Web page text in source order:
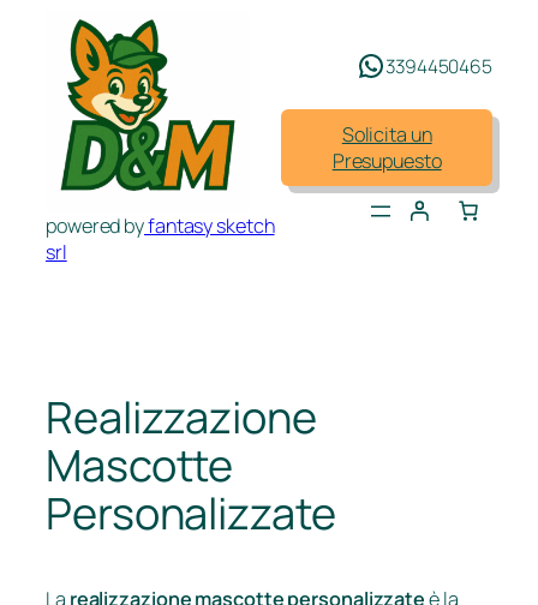
contenido
powered byfantasy sketch
srl
3394450465
Solicita un
Presupuesto
Realizzazione
Mascotte
Personalizzate
La realizzazione mascotte personalizzateè la